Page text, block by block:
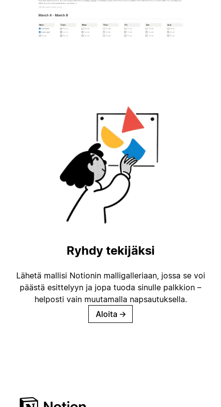
Ryhdy tekijäksi
Lähetä mallisi Notionin malligalleriaan, jossa se voi
päästä esittelyyn ja jopa tuoda sinulle palkkion –
helposti vain muutamalla napsautuksella.
Aloita →